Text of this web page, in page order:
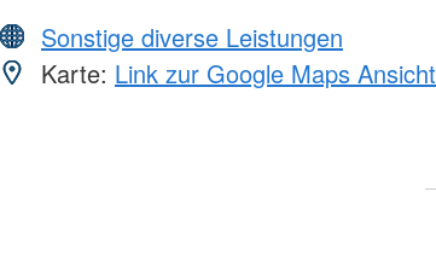
Sonstige diverse Leistungen
Karte: Link zur Google Maps Ansicht